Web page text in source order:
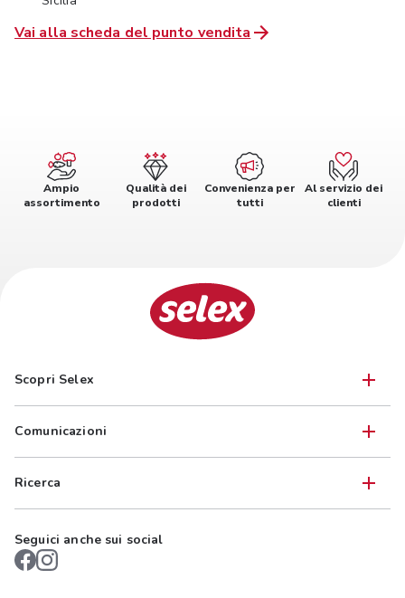
Vai alla scheda del punto vendita
Ampio
assortimento
Qualità dei
prodotti
Convenienza per
tutti
Al servizio dei
clienti
Scopri Selex
Comunicazioni
Ricerca
Seguici anche sui social